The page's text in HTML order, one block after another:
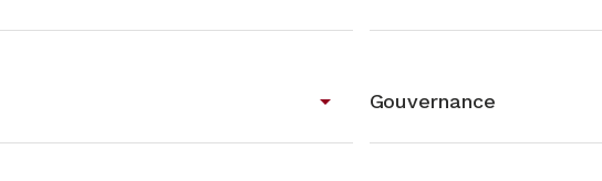
arrow_drop_down Gouvernance